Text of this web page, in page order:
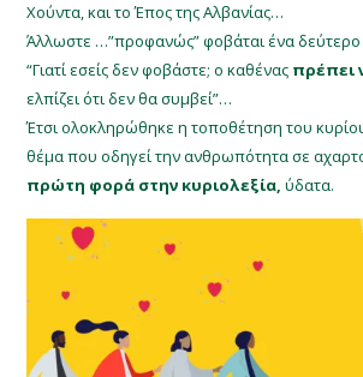
Χούντα, και το Έπος της Αλβανίας…
Άλλωστε …”προφανώς” φοβάται ένα
“Γιατί εσείς δεν φοβάστε; ο καθένας πρέπει
ελπίζει ότι δεν θα συμβεί”…
Έτσι ολοκληρώθηκε η τοποθέτηση του
θέμα που οδηγεί την ανθρωπότητα σε
πρώτη φορά στην κυριολεξία,ύδατα.